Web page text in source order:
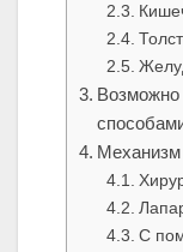
Возможно
С